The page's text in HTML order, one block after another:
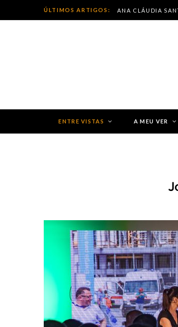
ÚLTIMOS ARTIGOS: ANA CLÁUDIA
ENTRE VISTAS A MEU VER